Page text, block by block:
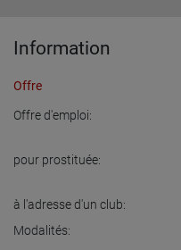
Information
Offre
Offre d'emploi:
pour prostituée:
à l'adresse d'un club:
Modalités: